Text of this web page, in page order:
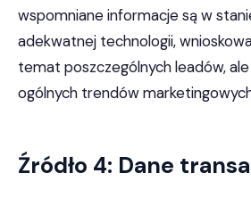
wspomniane informacje są w
adekwatnej technologii,
temat poszczególnych leadów,
ogólnych trendów
Źródło 4: Dane